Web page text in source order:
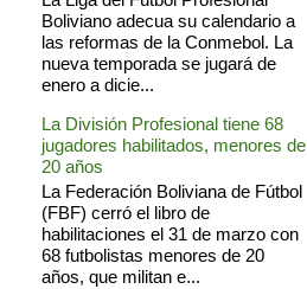
Boliviano adecua su calendario a
las reformas de la Conmebol. La
nueva temporada se jugará de
enero a dicie...
La División Profesional tiene 68
jugadores habilitados, menores de
20 años
La Federación Boliviana de Fútbol
(FBF) cerró el libro de
habilitaciones el 31 de marzo con
68 futbolistas menores de 20
años, que militan e...